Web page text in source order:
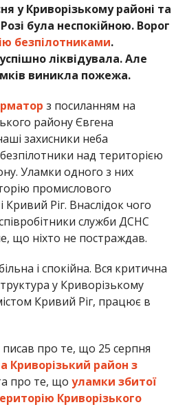
у Криворізькому районі та
була неспокійною. Ворог
безпілотниками.
ліквідувала. Але
виникла пожежа.
з посиланням на
району Євгена
захисники неба
над територією
Уламки одного з них
промислового
Кривий Ріг. Внаслідок чого
служби ДСНС
що ніхто не постраждав.
і спокійна. Вся критична
у Криворізькому
Кривий Ріг, працює в
про те, що 25 серпня
Криворізький район з
про те, що уламки збитої
Криворізького